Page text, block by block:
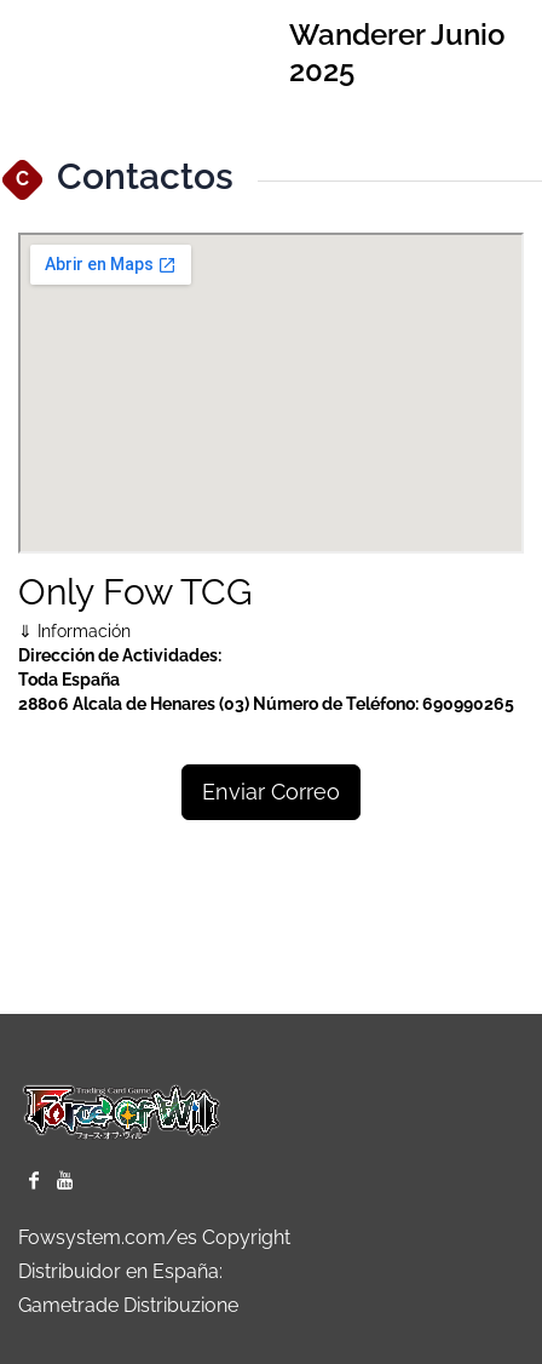
Wanderer Junio
2025
C Contactos
Only Fow TCG
⇓ Información
Dirección de Actividades:
Toda España
28806 Alcala de Henares (03) Número de Teléfono:690990265
Enviar Correo
Fowsystem.com/es Copyright
Distribuidor en España:
Gametrade Distribuzione